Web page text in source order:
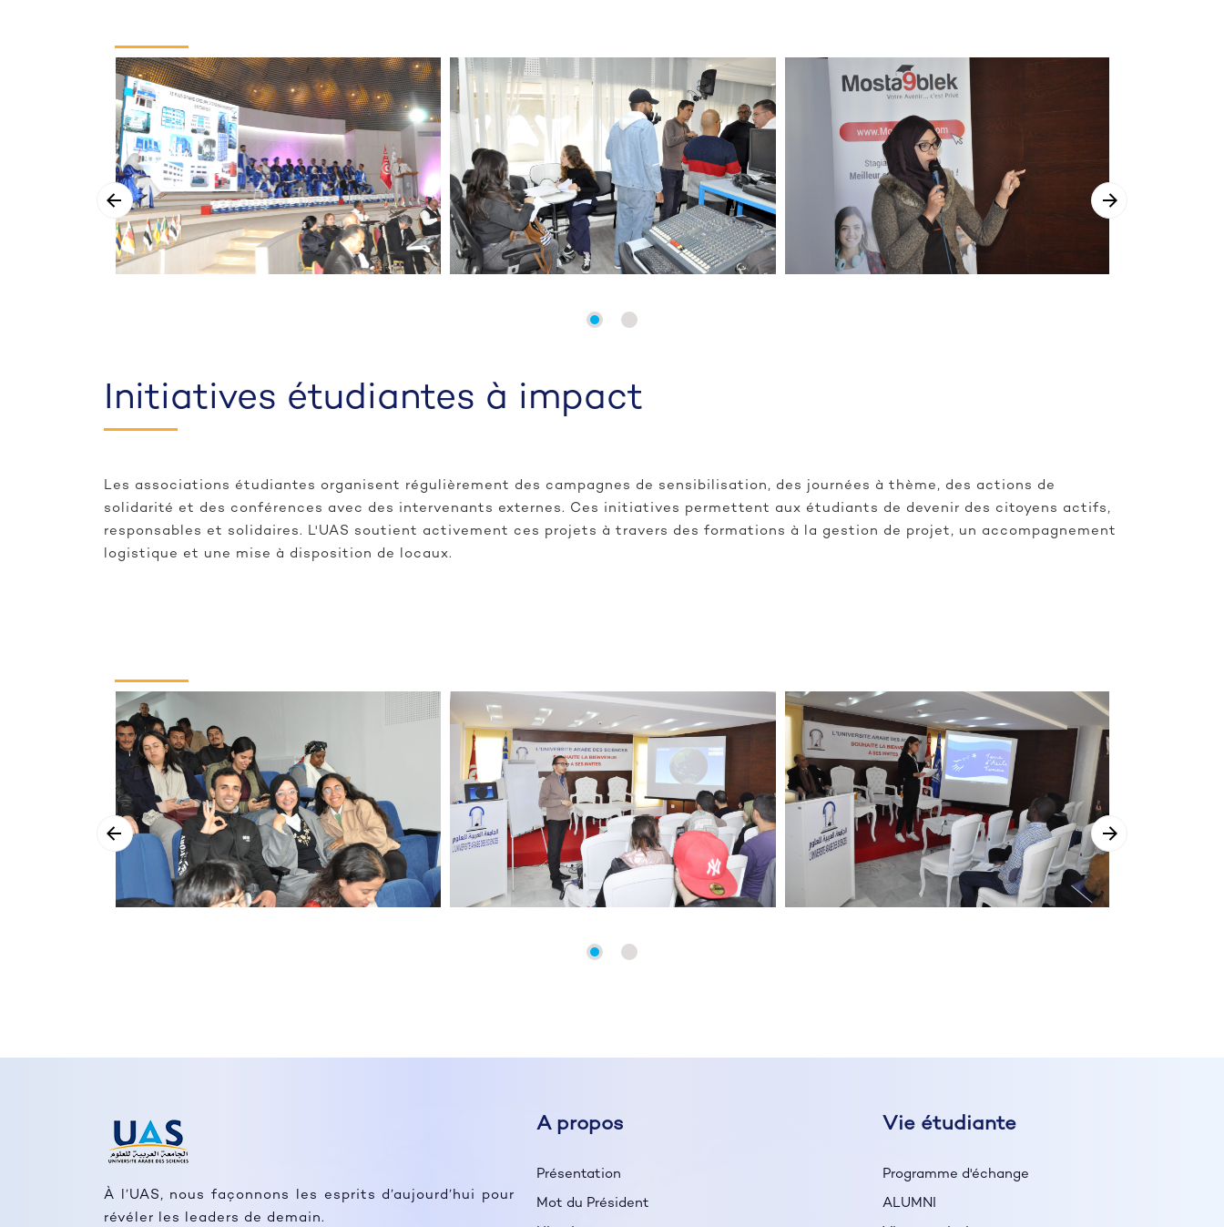
Initiatives étudiantes à impact
Les associations étudiantes organisent régulièrement des campagnes de sensibilisation, des journées à thème, des actions de
solidarité et des conférences avec des intervenants externes. Ces initiatives permettent aux étudiants de devenir des citoyens actifs,
responsables et solidaires. L'UAS soutient activement ces projets à travers des formations à la gestion de projet, un accompagnement
logistique et une mise à disposition de locaux.
À l’UAS, nous façonnons les esprits d’aujourd’hui pour
révéler les leaders de demain.
A propos
Présentation
Mot du Président
Vie étudiante
Programme d'échange
ALUMNI